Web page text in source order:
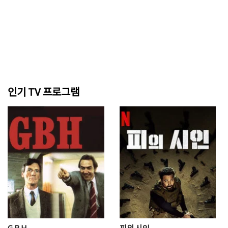
인기 TV 프로그램